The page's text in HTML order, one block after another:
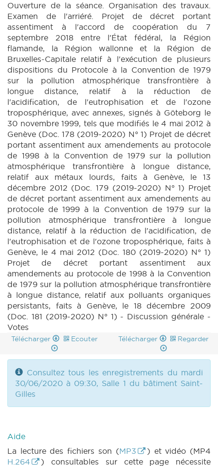
Ouverture de la séance. Organisation des travaux.
Examen de l'arriéré. Projet de décret portant
assentiment à l'accord de coopération du 7
septembre 2018 entre l'État fédéral, la Région
flamande, la Région wallonne et la Région de
Bruxelles-Capitale relatif à l'exécution de plusieurs
dispositions du Protocole à la Convention de 1979
sur la pollution atmosphérique transfrontière à
longue distance, relatif à la réduction de
l'acidification, de l'eutrophisation et de l'ozone
troposphérique, avec annexes, signés à Göteborg le
30 novembre 1999, tels que modifiés le 4 mai 2012 à
Genève (Doc. 178 (2019-2020) N° 1) Projet de décret
portant assentiment aux amendements au protocole
de 1998 à la Convention de 1979 sur la pollution
atmosphérique transfrontière à longue distance,
relatif aux métaux lourds, faits à Genève, le 13
décembre 2012 (Doc. 179 (2019-2020) N° 1) Projet
de décret portant assentiment aux amendements au
protocole de 1999 à la Convention de 1979 sur la
pollution atmosphérique transfrontière à longue
distance, relatif à la réduction de l'acidification, de
l'eutrophisation et de l'ozone troposphérique, faits à
Genève, le 4 mai 2012 (Doc. 180 (2019-2020) N° 1)
Projet de décret portant assentiment aux
amendements au protocole de 1998 à la Convention
de 1979 sur la pollution atmosphérique transfrontière
à longue distance, relatif aux polluants organiques
persistants, faits à Genève, le 18 décembre 2009
(Doc. 181 (2019-2020) N° 1) - Discussion générale -
Votes
Télécharger Ecouter Télécharger Regarder
Consultez tous les enregistrements du mardi
30/06/2020 à 09:30, Salle 1 du bâtiment Saint-
Gilles
Aide
La lecture des fichiers son (MP3
) et vidéo (MP4
H.264
) consultables sur cette page nécessite